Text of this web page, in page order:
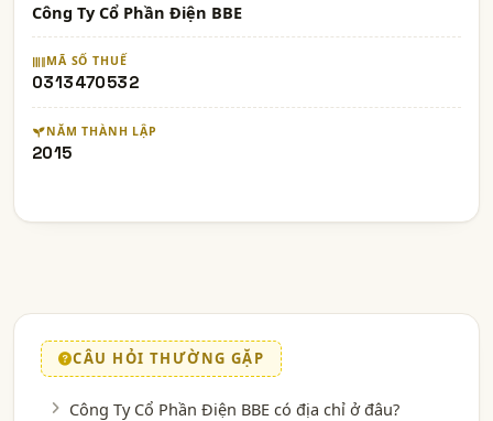
Công Ty Cổ Phần Điện BBE
MÃ SỐ THUẾ
0313470532
NĂM THÀNH LẬP
2015
CÂU HỎI THƯỜNG GẶP
Công Ty Cổ Phần Điện BBE có địa chỉ ở đâu?